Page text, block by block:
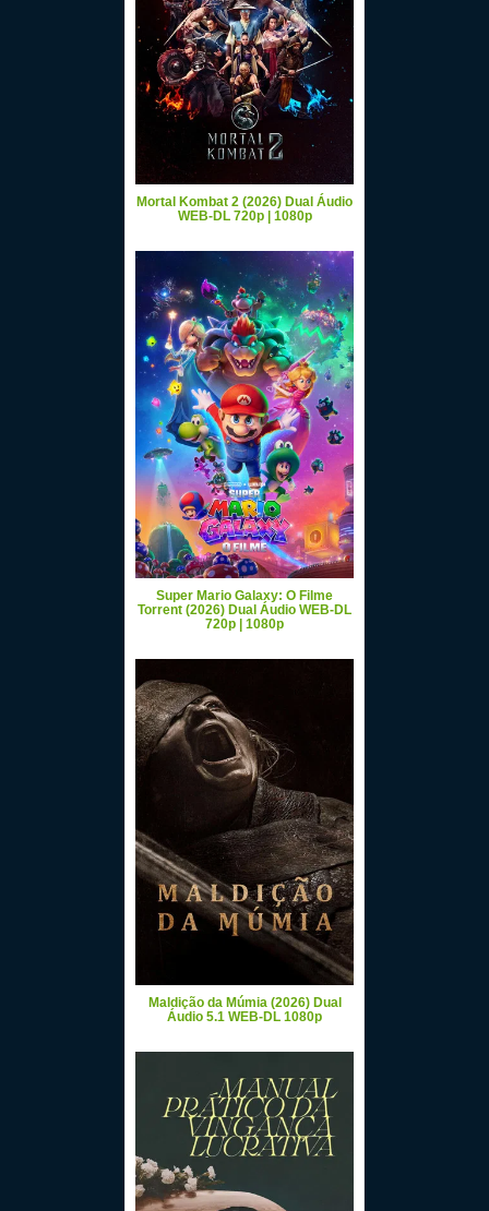
Mortal Kombat 2 (2026) Dual Áudio
WEB-DL 720p | 1080p
Super Mario Galaxy: O Filme
Torrent (2026) Dual Áudio WEB-DL
720p | 1080p
Maldição da Múmia (2026) Dual
Áudio 5.1 WEB-DL 1080p